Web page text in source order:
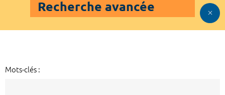
Recherche avancée
Mots-clés :